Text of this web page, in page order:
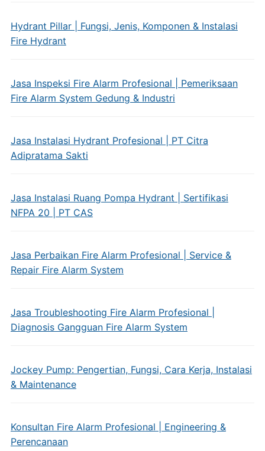
Hydrant Pillar | Fungsi, Jenis, Komponen & Instalasi
Fire Hydrant
Jasa Inspeksi Fire Alarm Profesional | Pemeriksaan
Fire Alarm System Gedung & Industri
Jasa Instalasi Hydrant Profesional | PT Citra
Adipratama Sakti
Jasa Instalasi Ruang Pompa Hydrant | Sertifikasi
NFPA 20 | PT CAS
Jasa Perbaikan Fire Alarm Profesional | Service &
Repair Fire Alarm System
Jasa Troubleshooting Fire Alarm Profesional |
Diagnosis Gangguan Fire Alarm System
Jockey Pump: Pengertian, Fungsi, Cara Kerja, Instalasi
& Maintenance
Konsultan Fire Alarm Profesional | Engineering &
Perencanaan